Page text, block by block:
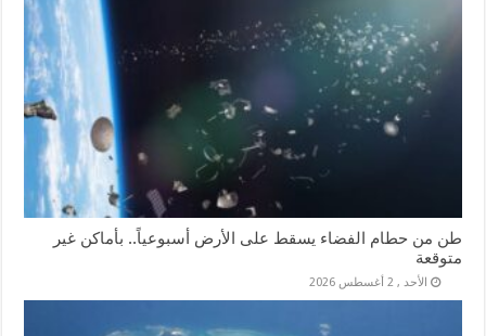
طن من حطام الفضاء يسقط على الأرض أسبوعياً.. بأماكن غير
متوقعة
الأحد , 2 أغسطس 2026